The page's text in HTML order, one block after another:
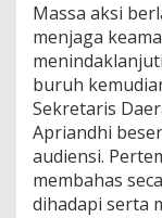
Massa aksi
menjaga
buruh
Sekretaris
Apriandhi
audiensi.
membahas
dihadapi serta